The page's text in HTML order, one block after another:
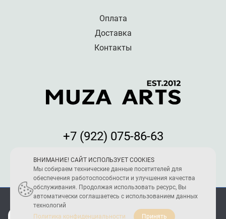
Оплата
Доставка
Контакты
+7 (922) 075-86-63
Мы принимаем к оплате:
ВНИМАНИЕ! САЙТ ИСПОЛЬЗУЕТ COOKIES
Мы собираем технические данные посетителей для
обеспечения работоспособности и улучшения качества
обслуживания. Продолжая использовать ресурс, Вы
автоматически соглашаетесь с использованием данных
технологий
Политика конфиденциальности
Принять
ПОЛИТИКА КОНФИДЕНЦИАЛЬНОСТИ
2005 - 2026 © Reload Team